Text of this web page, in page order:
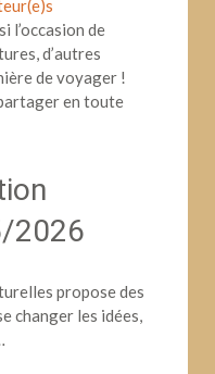
l’occasion de
d’autres
de voyager !
en toute
2026
propose des
changer les idées,